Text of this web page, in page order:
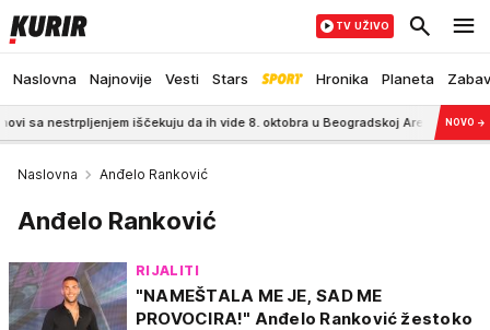
Naslovna Najnovije Vesti Stars Hronika Planeta
TV UŽIVO
iščekuju da ih vide 8. oktobra u Beogradskoj Areni! 8:44 Bakin
NOVO →
Naslovna Anđelo Ranković
Anđelo Ranković
RIJALITI
"NAMEŠTALA ME JE, SAD ME
PROVOCIRA!" Anđelo Ranković žestoko